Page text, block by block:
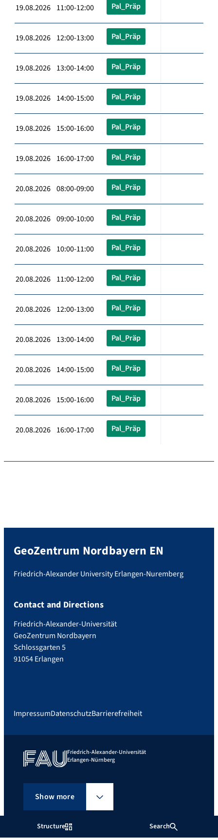
Structure Search
19.08.2026 11:00-12:00 Pal_Präp
19.08.2026 12:00-13:00 Pal_Präp
19.08.2026 13:00-14:00 Pal_Präp
19.08.2026 14:00-15:00 Pal_Präp
19.08.2026 15:00-16:00 Pal_Präp
19.08.2026 16:00-17:00 Pal_Präp
20.08.2026 08:00-09:00 Pal_Präp
20.08.2026 09:00-10:00 Pal_Präp
20.08.2026 10:00-11:00 Pal_Präp
20.08.2026 11:00-12:00 Pal_Präp
20.08.2026 12:00-13:00 Pal_Präp
20.08.2026 13:00-14:00 Pal_Präp
20.08.2026 14:00-15:00 Pal_Präp
20.08.2026 15:00-16:00 Pal_Präp
20.08.2026 16:00-17:00 Pal_Präp
GeoZentrum Nordbayern EN
Friedrich-Alexander University Erlangen-Nuremberg
Contact and Directions
Friedrich-Alexander-Universität
GeoZentrum Nordbayern
Schlossgarten 5
91054 Erlangen
ImpressumDatenschutzBarrierefreiheit
Friedrich-Alexander-Universität
Erlangen-Nürnberg
Show more